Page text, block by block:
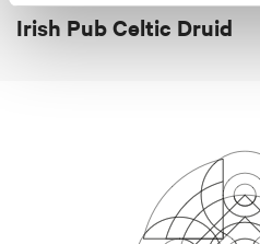
Irish Pub Celtic Druid